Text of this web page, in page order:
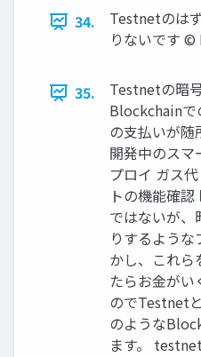
34.
Testnetのは
りないです
35.
Testnetの暗
Blockchainで
の⽀払いが
開発中のスマ
プロイ ガス
トの機能確
ではないが、
りするよう
かし、これら
たらお⾦がい
のでTestnet
のような
ます。